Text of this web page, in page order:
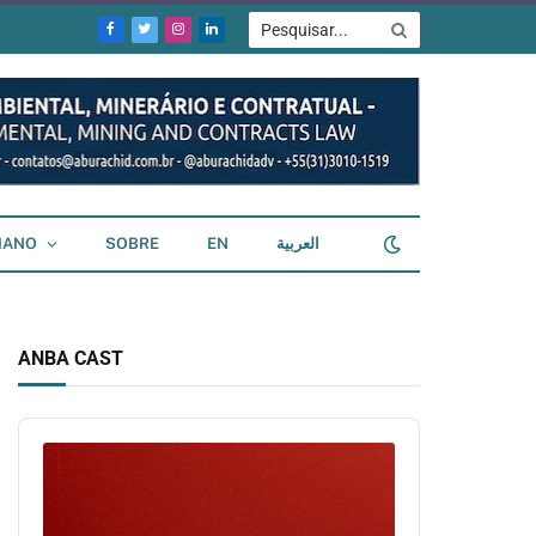
Facebook
TwitterInstagram
LinkedIn
SOBRE EN العربية
ANBA CAST
Audio
Player